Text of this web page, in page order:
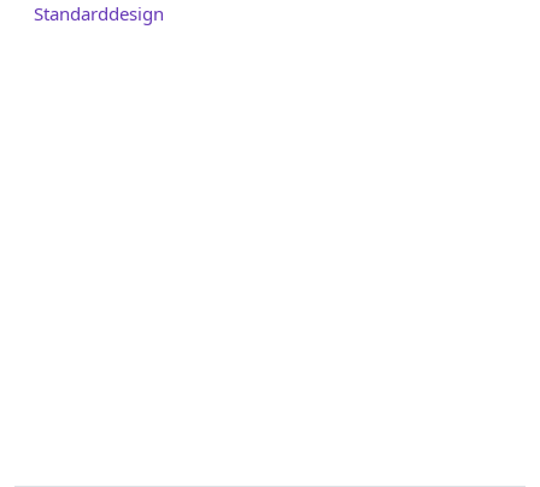
Standarddesign